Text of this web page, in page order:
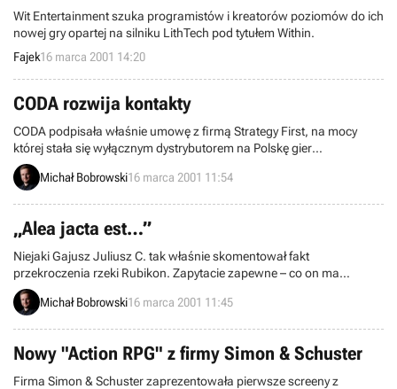
Wit Entertainment szuka programistów i kreatorów poziomów do ich
nowej gry opartej na silniku LithTech pod tytułem Within.
Fajek16 marca 2001 14:20
CODA rozwija kontakty
CODA podpisała właśnie umowę z firmą Strategy First, na mocy
której stała się wyłącznym dystrybutorem na Polskę gier
wydawanych przez tą firmę. Co z tego wyniknie?
Michał Bobrowski16 marca 2001 11:54
„Alea jacta est…”
Niejaki Gajusz Juliusz C. tak właśnie skomentował fakt
przekroczenia rzeki Rubikon. Zapytacie zapewne – co on ma
wspólnego z grami komputerowymi? Okazuje się, że ma! Już
wkrótce za sprawą firmy CODA odwiedzimy starożytne czasy w
Michał Bobrowski16 marca 2001 11:45
Nowy "Action RPG" z firmy Simon & Schuster
Firma Simon & Schuster zaprezentowała pierwsze screeny z